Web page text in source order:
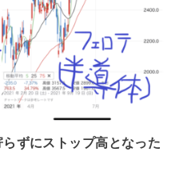
ずにストップ高となった